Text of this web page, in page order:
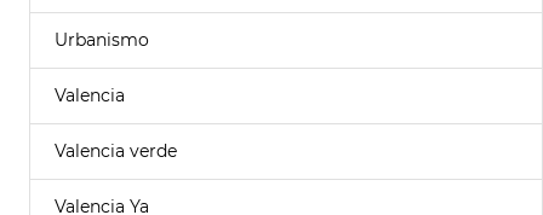
Urbanismo
Valencia
Valencia verde
Valencia Ya